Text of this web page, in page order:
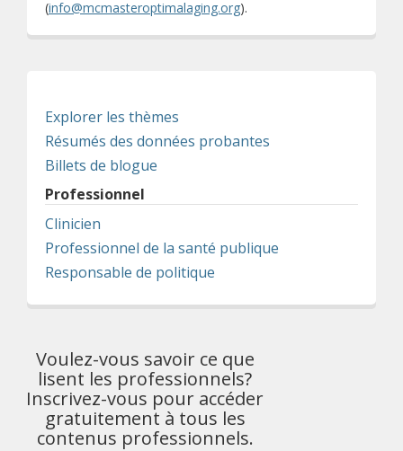
(info@mcmasteroptimalaging.org).
Explorer les thèmes
Résumés des données probantes
Billets de blogue
Professionnel
Clinicien
Professionnel de la santé publique
Responsable de politique
Voulez-vous savoir ce que
lisent les professionnels?
Inscrivez-vous pour accéder
gratuitement à tous les
contenus professionnels.